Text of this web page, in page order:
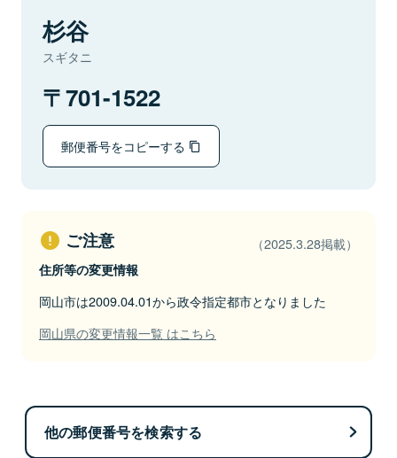
杉谷
スギタニ
701-1522
郵便番号をコピーする
ご注意 （2025.3.28掲載）
住所等の変更情報
岡山市は2009.04.01から政令指定都市となりました
岡山県の変更情報一覧 はこちら
他の郵便番号を検索する